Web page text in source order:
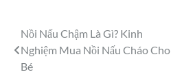
Nồi Nấu Chậm Là Gì? Kinh
Nghiệm Mua Nồi Nấu Cháo Cho
Bé